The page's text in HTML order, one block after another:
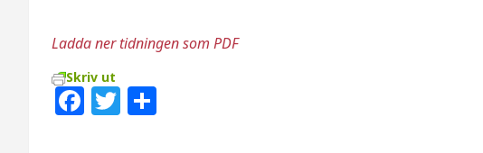
Ladda ner tidningen som PDF
Skriv ut
F T